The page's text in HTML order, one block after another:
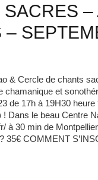
–
–
& Cercle de chants
chamanique et
de 17h à 19H30
! Dans le beau Centre
à 30 min de
35€ COMMENT